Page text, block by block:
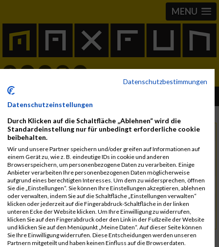
MENU
IRONMAN 70.3 Versailles 12.06.2026
Datum Freitag, 12. Juni 2026
Region 78000 Versailles
Land Frankreich
Ironman
Kontakt IRONMAN International
URL www.ironman.com
Datenschutzbestimmungen
Datenschutzeinstellungen
Durch Klicken auf die Schaltfläche „Ablehnen“ wird die
Standardeinstellung nur für unbedingt erforderliche cookie
beibehalten.
Wir und unsere Partner speichern und/oder greifen auf Informationen auf
einem Gerät zu, wie z. B. eindeutige IDs in cookie und anderen
Browserspeichern, um personenbezogene Daten zu verarbeiten. Einige
Anbieter verarbeiten Ihre personenbezogenen Daten möglicherweise
aufgrund eines berechtigten Interesses. Um dem zu widersprechen, öffnen
Sie die „Einstellungen“. Sie können Ihre Einstellungen akzeptieren, ablehnen
oder verwalten, indem Sie auf die Schaltfläche „Einstellungen verwalten“
klicken oder jederzeit auf die Fingerabdruck-Schaltfläche in der linken
unteren Ecke der Website klicken. Um Ihre Einwilligung zu widerrufen,
klicken Sie auf den Fingerabdruck oder den Link in der Fußzeile der Website
und klicken Sie auf den Menüpunkt „Meine Daten“. Auf dieser Seite können
Sie Ihre Einwilligung widerrufen. Diese Entscheidungen werden unseren
Partnern mitgeteilt und haben keinen Einfluss auf die Browserdaten.